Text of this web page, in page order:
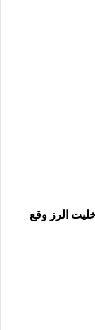
الرز وقع